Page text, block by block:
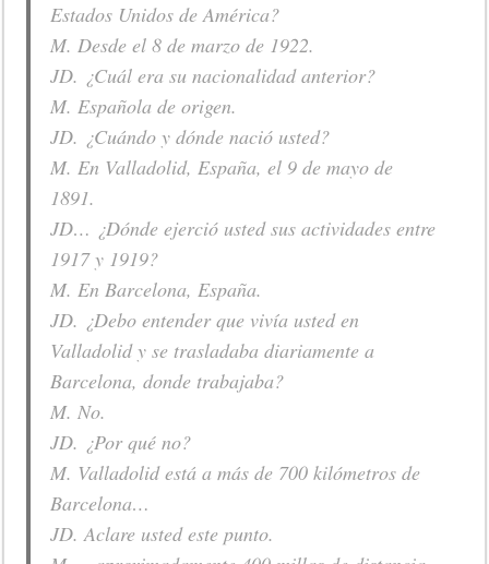
Estados Unidos de América?
M. Desde el 8 de marzo de 1922.
JD. ¿Cuál era su nacionalidad anterior?
M. Española de origen.
JD. ¿Cuándo y dónde nació usted?
M. En Valladolid, España, el 9 de mayo de
1891.
JD… ¿Dónde ejerció usted sus actividades entre
1917 y 1919?
M. En Barcelona, España.
JD. ¿Debo entender que vivía usted en
Valladolid y se trasladaba diariamente a
Barcelona, donde trabajaba?
M. No.
JD. ¿Por qué no?
M. Valladolid está a más de 700 kilómetros de
Barcelona…
JD. Aclare usted este punto.